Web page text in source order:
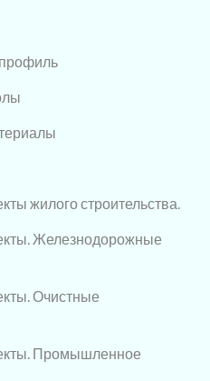
жилого строительства.
Железнодорожные
Очистные
Промышленное